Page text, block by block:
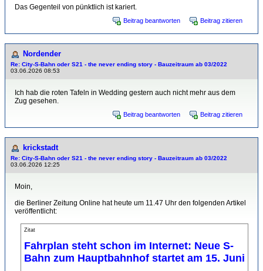
Das Gegenteil von pünktlich ist kariert.
Beitrag beantworten Beitrag zitieren
Nordender
Re: City-S-Bahn oder S21 - the never ending story - Bauzeitraum ab 03/2022
03.06.2026 08:53
Ich hab die roten Tafeln in Wedding gestern auch nicht mehr aus dem
Zug gesehen.
Beitrag beantworten Beitrag zitieren
krickstadt
Re: City-S-Bahn oder S21 - the never ending story - Bauzeitraum ab 03/2022
03.06.2026 12:25
Moin,
die Berliner Zeitung Online hat heute um 11.47 Uhr den folgenden Artikel
veröffentlicht:
Zitat
Fahrplan steht schon im Internet: Neue S-
Bahn zum Hauptbahnhof startet am 15. Juni